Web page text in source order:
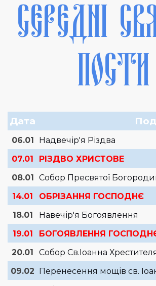
СЕРЕДНІ
ПОСТИ
Дата
06.01
Надвечір'я Різдва
07.01
РІЗДВО ХРИСТОВЕ
08.01
Собор Пресвятої
14.01
ОБРІЗАННЯ ГОСПОДНЄ
18.01
Навечір'я Богоявлення
19.01
БОГОЯВЛЕННЯ
20.01
Собор Св.Іоанна
09.02
Перенесення мощів св.